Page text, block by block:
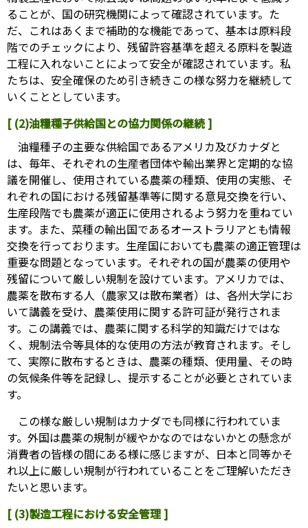
ることが、国の研究機関によって確認されています。た
だ、これはあくまで補助的な機能であって、基本は原料段
階でのチェックにより、残留許容基準を超える原料を製造
工程に入れないことによって安全が確認されています。私
たちは、安全確保のため引き続きこの様な努力を継続して
いくこととしています。
[ (2)油糧種子供給国との協力関係の継続 ]
油糧種子の主要な供給国であるアメリカ及びカナダと
は、毎年、それぞれの生産者団体や輸出業界と定期的な協
議を開催し、使用されている農薬の種類、使用の実態、そ
れぞれの国における残留基準等に関する意見交換を行い、
生産段階でも農薬が適正に使用されるよう努力を重ねてい
ます。また、菜種の輸出国であるオーストラリアとも情報
交換を行っております。生産国においても農薬の適正管理は
重要な問題となっています。それぞれの国が農薬の使用や
残留について厳しい規制を設けています。アメリカでは、
農薬を散布する人（農家又は散布業者）は、各州大学にお
いて講義を受け、農薬使用に関する許可証が発行されま
す。この講義では、農薬に関する科学的知識だけではな
く、規制法令等具体的な使用の方法が教育されます。そし
て、実際に散布するときは、農薬の種類、使用量、その時
の気候条件等を記録し、提示することが必要とされていま
す。
この様な厳しい規制はカナダでも同様に行われていま
す。外国は農薬の規制が緩やかなのではないかとの懸念が
消費者の皆様の間にある様に感じますが、日本と同等かそ
れ以上に厳しい規制が行われていることをご理解いただき
たいと思います。
[ (3)製造工程における安全管理 ]